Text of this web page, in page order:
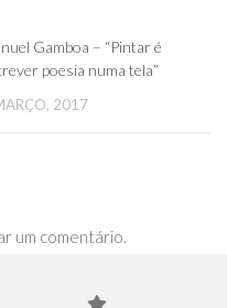
Gamboa – “Pintar é
poesia numa tela”
2017
um comentário.